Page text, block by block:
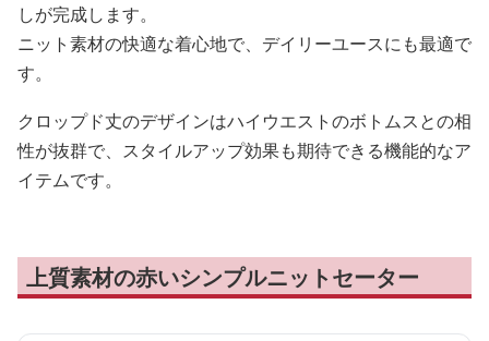
しが完成します。
ニット素材の快適な着心地で、デイリーユースにも最適で
す。
クロップド丈のデザインはハイウエストのボトムスとの相
性が抜群で、スタイルアップ効果も期待できる機能的なア
イテムです。
上質素材の赤いシンプルニットセーター